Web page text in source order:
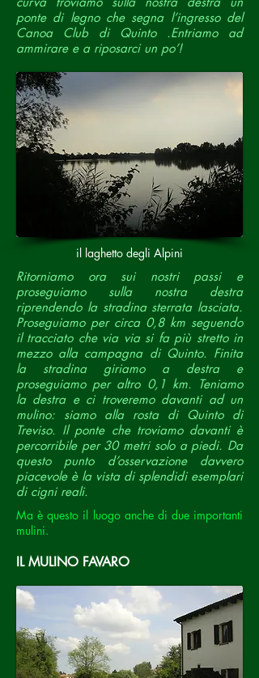
ponte di legno che segna l’ingresso del
Canoa Club di Quinto .Entriamo ad
ammirare e a riposarci un po’!
il laghetto degli Alpini
Ritorniamo ora sui nostri passi e
proseguiamo sulla nostra destra
riprendendo la stradina sterrata lasciata.
Proseguiamo per circa 0,8 km seguendo
il tracciato che via via si fa più stretto in
mezzo alla campagna di Quinto. Finita
la stradina giriamo a destra e
proseguiamo per altro 0,1 km. Teniamo
la destra e ci troveremo davanti ad un
mulino: siamo alla rosta di Quinto di
Treviso. Il ponte che troviamo davanti è
percorribile per 30 metri solo a piedi. Da
questo punto d’osservazione davvero
piacevole è la vista di splendidi esemplari
di cigni reali.
Ma è questo il luogo anche di due importanti
mulini.
IL MULINO FAVARO